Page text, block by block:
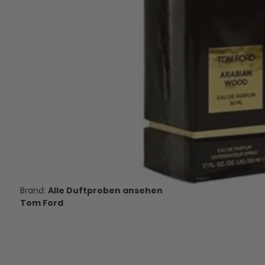
de Parfum -
10,00 €
AUF LAGER
Alle Duftproben ansehen
Tom Ford